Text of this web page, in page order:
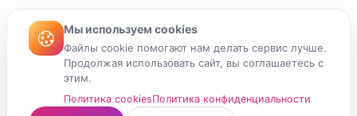
Мы используем cookies
Файлы cookie помогают нам делать сервис лучше.
Продолжая использовать сайт, вы соглашаетесь с
этим.
Политика cookiesПолитика конфиденциальности